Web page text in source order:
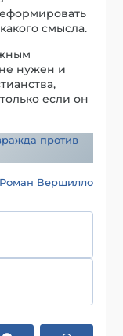
смысла.
нужен и
если он
против
Роман Вершилло